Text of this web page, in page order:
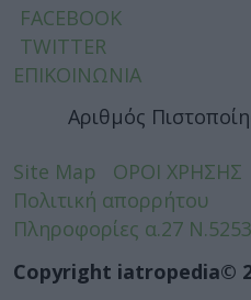
FACEBOOK
TWITTER
ΕΠΙΚΟΙΝΩΝΙΑ
Αριθμός
Site Map ΟΡΟΙ ΧΡΗΣΗΣ
Πολιτική απορρήτου
Πληροφορίες α.27
Copyright iatropedia©